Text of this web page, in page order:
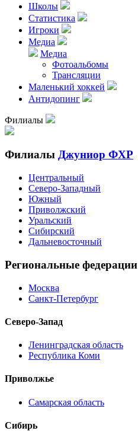
Школы
Статистика
Игроки
Медиа
Медиа
Фотоальбомы
Трансляции
Маленький хоккей
Антидопинг
Филиалы
Филиалы Джуниор ФХР
Центральный
Северо-Западный
Южный
Приволжский
Уральский
Сибирский
Дальневосточный
Региональные федерации
Москва
Санкт-Петербург
Северо-Запад
Ленинградская область
Республика Коми
Приволжье
Самарская область
Сибирь